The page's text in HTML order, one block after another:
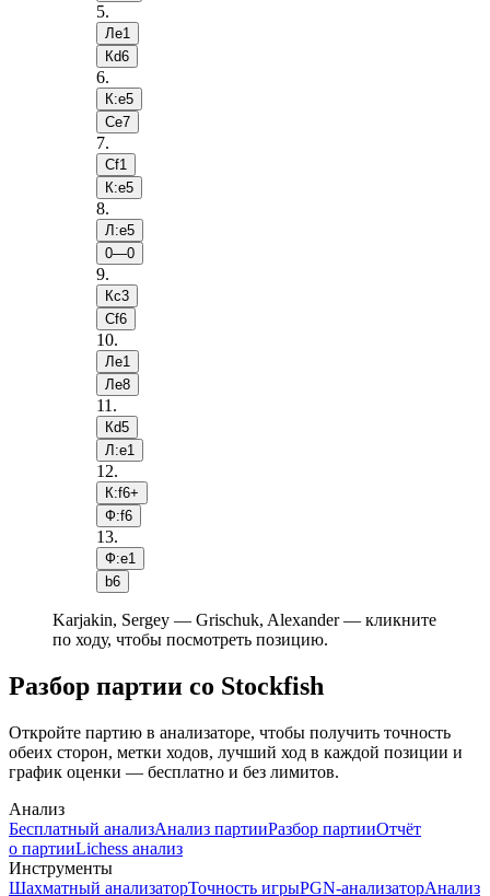
5.
Лe1
Кd6
6.
К:e5
Сe7
7.
Сf1
К:e5
8.
Л:e5
0—0
9.
Кc3
Сf6
10.
Лe1
Лe8
11 .
Кd5
Л:e1
12.
К:f6+
Ф:f6
13.
Ф:e1
b6
Karjakin, Sergey — Grischuk, Alexander — кликните
по ходу, чтобы посмотреть позицию.
Разбор партии со Stockfish
Откройте партию в анализаторе, чтобы получить точность
обеих сторон, метки ходов, лучший ход в каждой позиции и
график оценки — бесплатно и без лимитов.
Анализ
Бесплатный анализАнализ партииРазбор партииОтчёт
о партииLichess анализ
Инструменты
Шахматный анализаторТочность игрыPGN-анализаторАнализ